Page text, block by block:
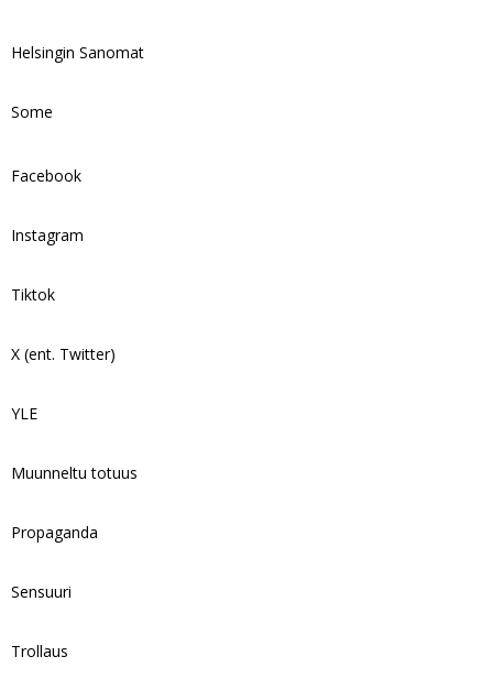
Helsingin Sanomat
Some
Facebook
Instagram
Tiktok
X (ent. Twitter)
YLE
Muunneltu totuus
Propaganda
Sensuuri
Trollaus